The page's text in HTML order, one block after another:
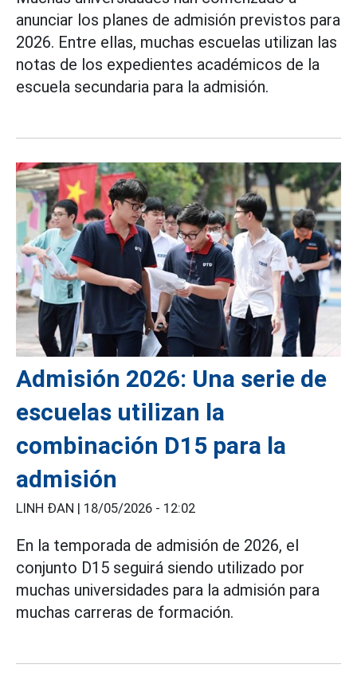
anunciar los planes de admisión previstos para
2026. Entre ellas, muchas escuelas utilizan las
notas de los expedientes académicos de la
escuela secundaria para la admisión.
Admisión 2026: Una serie de
escuelas utilizan la
combinación D15 para la
admisión
LINH ĐAN | 18/05/2026 - 12:02
En la temporada de admisión de 2026, el
conjunto D15 seguirá siendo utilizado por
muchas universidades para la admisión para
muchas carreras de formación.